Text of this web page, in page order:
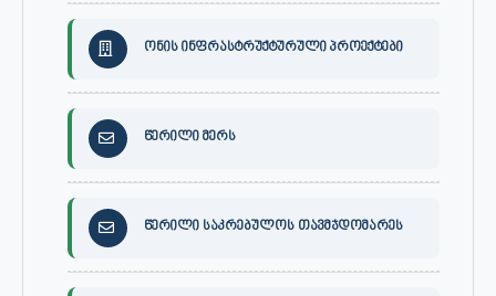
ონის ინფრასტრუქტურული პროექტები
წერილი მერს
წერილი საკრებულოს თავმჯდომარეს